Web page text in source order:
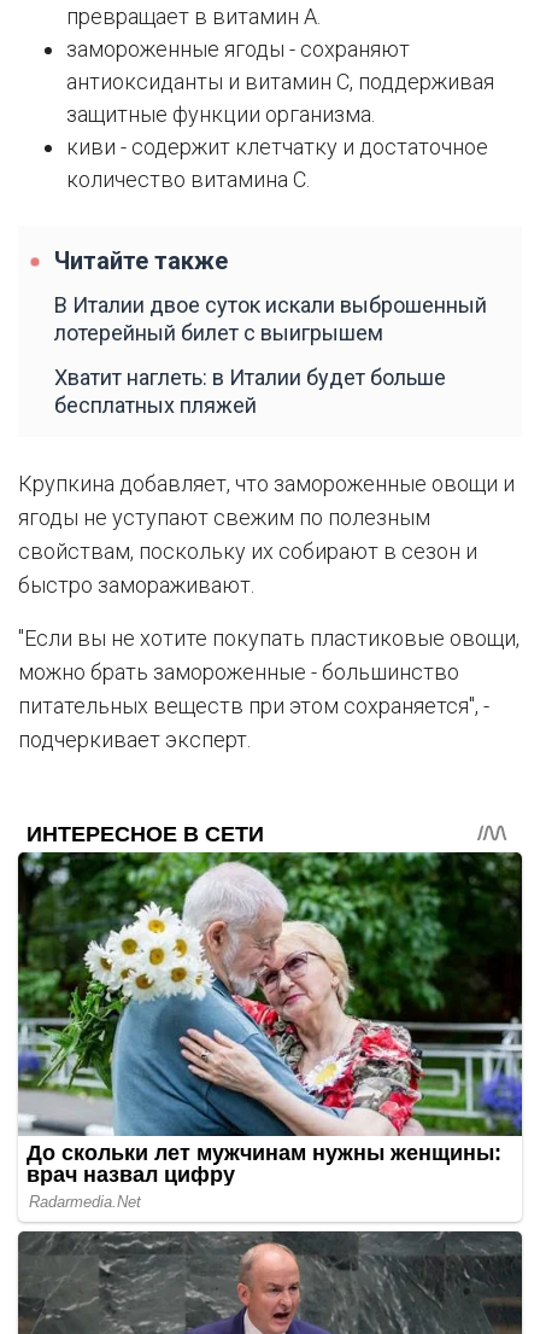
превращает в витамин А.
замороженные ягоды - сохраняют
антиоксиданты и витамин C, поддерживая
защитные функции организма.
киви - содержит клетчатку и достаточное
количество витамина C.
Читайте также
В Италии двое суток искали выброшенный
лотерейный билет с выигрышем
Хватит наглеть: в Италии будет больше
бесплатных пляжей
Крупкина добавляет, что замороженные овощи и
ягоды не уступают свежим по полезным
свойствам, поскольку их собирают в сезон и
быстро замораживают.
"Если вы не хотите покупать пластиковые овощи,
можно брать замороженные - большинство
питательных веществ при этом сохраняется", -
подчеркивает эксперт.